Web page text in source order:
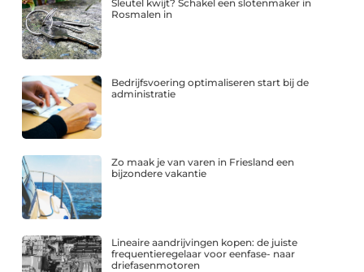
Sleutel kwijt? Schakel een slotenmaker in
Rosmalen in
Bedrijfsvoering optimaliseren start bij de
administratie
Zo maak je van varen in Friesland een
bijzondere vakantie
Lineaire aandrijvingen kopen: de juiste
frequentieregelaar voor eenfase- naar
driefasenmotoren